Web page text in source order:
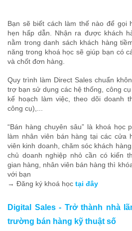
Bạn sẽ biết cách làm thế nào để gọi
hẹn hấp dẫn. Nhận ra được khách
nằm trong danh sách khách hàng
năng trong khoá học sẽ giúp bạn có
và chốt đơn hàng.
Quy trình làm Direct Sales chuẩn
trợ bạn sử dụng các hệ thống, công
kế hoạch làm việc, theo dõi doanh
công cụ),...
“Bán hàng chuyên sâu” là khoá học
làm nhân viên bán hàng tại các cửa
viên kinh doanh, chăm sóc khách
chủ doanh nghiệp nhỏ cần có kiến
gian hàng, nhân viên bán hàng thì
với bạn
→ Đăng ký khoá học tại đây
Digital Sales - Trở thành nhà
trường bán hàng kỹ thuật số